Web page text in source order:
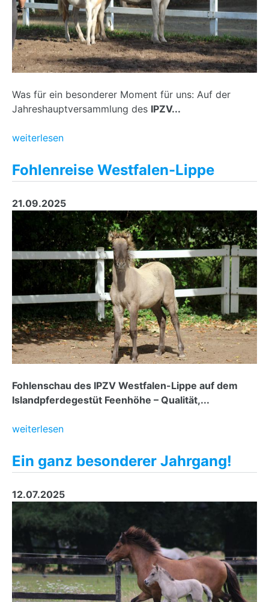
Was für ein besonderer Moment für uns: Auf der
Jahreshauptversammlung des IPZV...
weiterlesen
Fohlenreise Westfalen-Lippe
21.09.2025
Fohlenschau des IPZV Westfalen-Lippe auf dem
Islandpferdegestüt Feenhöhe – Qualität,...
weiterlesen
Ein ganz besonderer Jahrgang!
12.07.2025